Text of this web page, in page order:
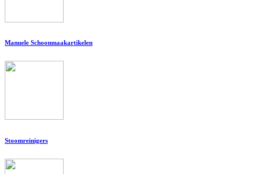
Manuele Schoonmaakartikelen
Stoomreinigers